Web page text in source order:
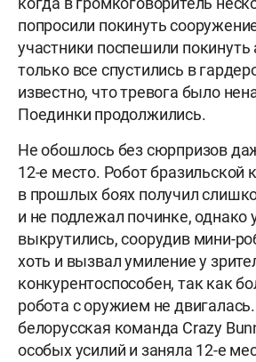
попросили покинуть
участники поспешили покинуть
только все спустились в
известно, что тревога было
Поединки продолжились.
Не обошлось без сюрпризов
12-е место. Робот бразильской
в прошлых боях получил
и не подлежал починке, однако
выкрутились, соорудив мини-
хоть и вызвал умиление у
конкурентоспособен, так как
робота с оружием не
белорусская команда Crazy
особых усилий и заняла 12-е